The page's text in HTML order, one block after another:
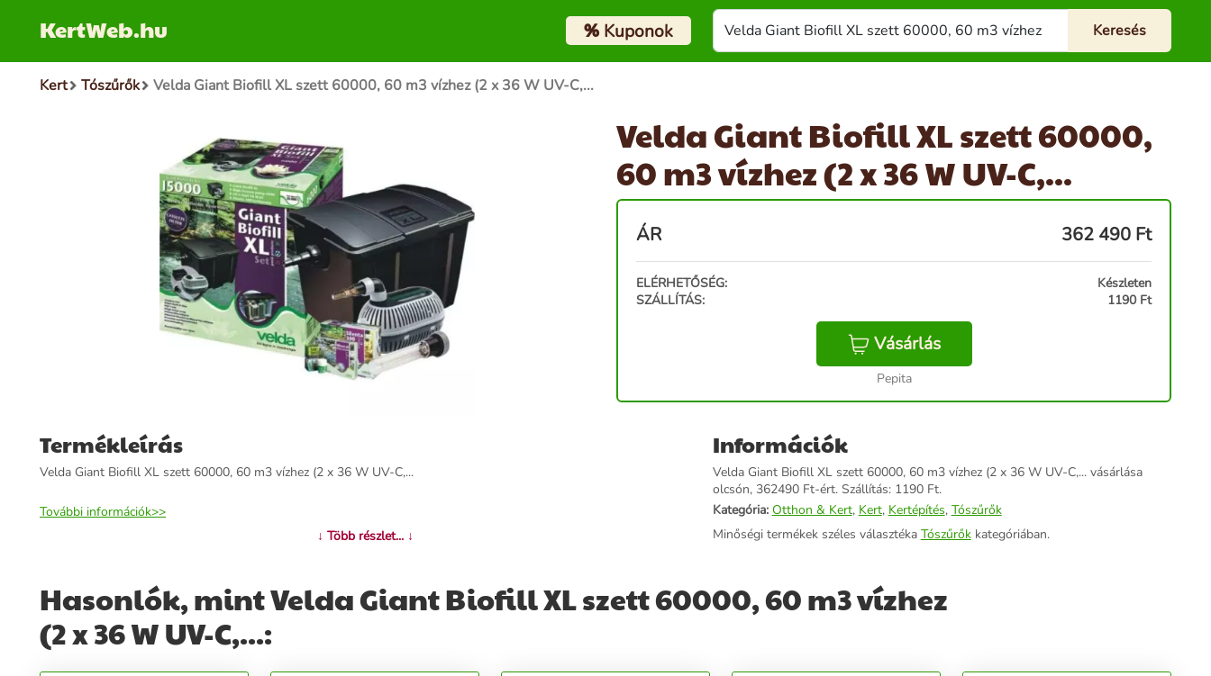
KertWeb.hu %Kuponok
Kert Tószűrők Velda Giant Biofill XL szett 60000, 60 m3 vízhez (2 x 36 W UV-C,...
Velda Giant Biofill XL szett 60000,
60 m3 vízhez (2 x 36 W UV-C,...
ÁR 362 490 Ft
ELÉRHETŐSÉG:
Készleten
SZÁLLÍTÁS:
1190 Ft
Vásárlás
Pepita
Termékleírás
Velda Giant Biofill XL szett 60000, 60 m3 vízhez (2 x 36 W UV-C,...
További információk>>
↓ Több részlet... ↓
Információk
Velda Giant Biofill XL szett 60000, 60 m3 vízhez (2 x 36 W UV-C,... vásárlása
olcsón, 362490 Ft-ért. Szállítás: 1190 Ft.
Kategória: Otthon & Kert, Kert, Kertépítés, Tószűrők
Minőségi termékek széles választéka Tószűrőkkategóriában.
Hasonlók, mint Velda Giant Biofill XL szett 60000, 60 m3 vízhez
(2 x 36 W UV-C,...: